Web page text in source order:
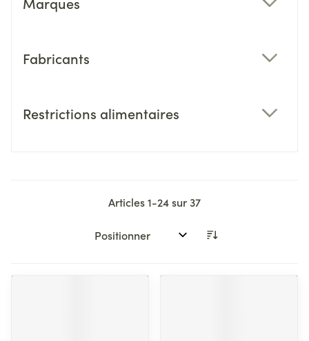
Fabricants
Restrictions alimentaires
Articles1-24sur37
Trier par: